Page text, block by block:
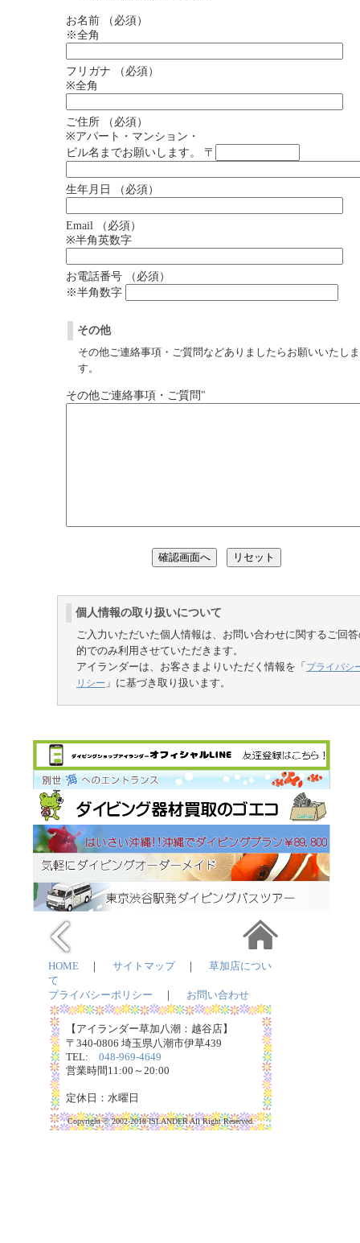
お名前
（必須）
※全角
フリガナ
（必須）
※全角
ご住所
（必須）
※アパート・マンション・
ビル名までお願いします。 〒
生年月日 （必須）
Email
（必須）
※半角英数字
お電話番号
（必須）
※半角数字
その他
その他ご連絡事項・ご質問などありましたらお願いいたしま
す。
その他ご連絡事項・ご質問"
個人情報の取り扱いについて
ご入力いただいた個人情報は、お問い合わせに関するご回
的でのみ利用させていただきます。
アイランダーは、お客さまよりいただく情報を「 プライバシ
リシー 」に基づき取り扱います。
HOME ｜ サイトマップ｜ 草加店につい
て
プライバシーポリシー ｜ お問い合わせ
【アイランダー草加八潮：越谷店】
〒340-0806 埼玉県八潮市伊草439
TEL: 048-969-4649
営業時間11:00～20:00
定休日：水曜日
Copyright © 2002-2018 ISLANDER All Right Reserved.